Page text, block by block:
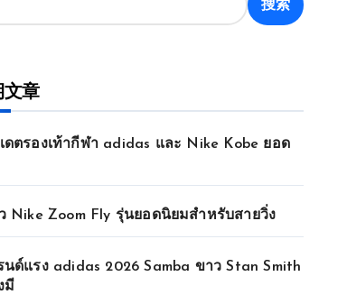
搜索
文章
ดตรองเท้ากีฬา adidas และ Nike Kobe ยอด
Nike Zoom Fly รุ่นยอดนิยมสำหรับสายวิ่ง
นด์แรง adidas 2026 Samba ขาว Stan Smith
มี